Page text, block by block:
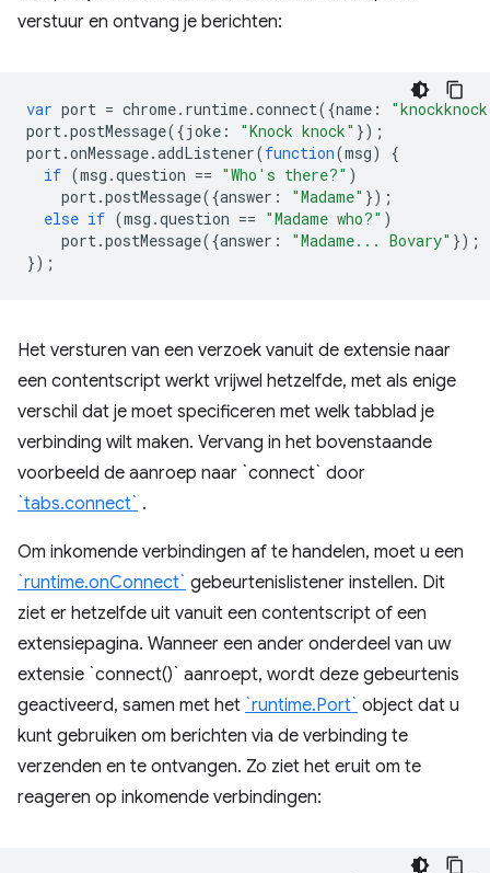
verstuur en ontvang je berichten:
var port = chrome. runtime.connect({name :
port.postMessage({joke : "Knock knock" });
port.onMessage.addListener(function(msg)
{
if (msg .question == "Who's there?" )
port.postMessage({answer : "Madame" });
else if (msg .question == "Madame who?" )
port.postMessage({answer : "Madame... Bovary" });
});
Het versturen van een verzoek vanuit de extensie naar
een contentscript werkt vrijwel hetzelfde, met als enige
verschil dat je moet specificeren met welk tabblad je
verbinding wilt maken. Vervang in het bovenstaande
voorbeeld de aanroep naar `connect` door
`tabs.connect` .
Om inkomende verbindingen af ​​te handelen, moet u een
`runtime.onConnect` gebeurtenislistener instellen. Dit
ziet er hetzelfde uit vanuit een contentscript of een
extensiepagina. Wanneer een ander onderdeel van uw
extensie `connect()` aanroept, wordt deze gebeurtenis
geactiveerd, samen met het `runtime.Port` object dat u
kunt gebruiken om berichten via de verbinding te
verzenden en te ontvangen. Zo ziet het eruit om te
reageren op inkomende verbindingen: